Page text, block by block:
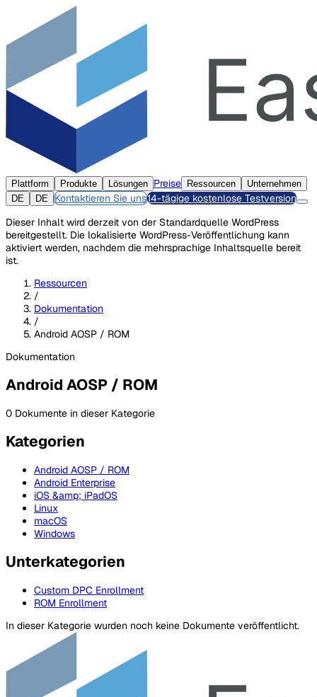
Plattform Produkte Lösungen Preise Ressourcen
Unternehmen
DE
DE Kontaktieren Sie uns14-tägige kostenlose Testversion
Dieser Inhalt wird derzeit von der Standardquelle WordPress
bereitgestellt. Die lokalisierte WordPress-Veröffentlichung kann
aktiviert werden, nachdem die mehrsprachige Inhaltsquelle bereit
ist.
Ressourcen
/
Dokumentation
/
Android AOSP / ROM
Dokumentation
Android AOSP / ROM
0 Dokumente in dieser Kategorie
Kategorien
Android AOSP / ROM
Android Enterprise
iOS &amp; iPadOS
Linux
macOS
Windows
Unterkategorien
Custom DPC Enrollment
ROM Enrollment
In dieser Kategorie wurden noch keine Dokumente veröffentlicht.